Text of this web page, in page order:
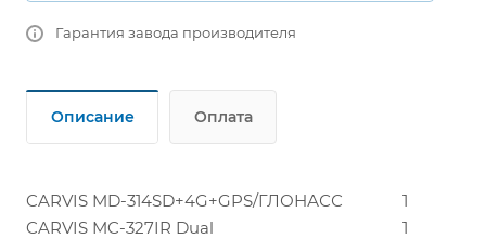
Гарантия завода производителя
Описание Оплата
CARVIS MD-314SD+4G+GPS/ГЛОНАСС
1
CARVIS MC-327IR Dual
1